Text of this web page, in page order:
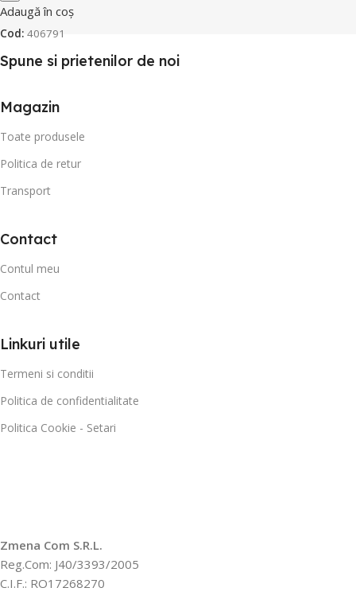
Adaugă în coș
Cod: 406791
Spune si prietenilor de noi
Magazin
Toate produsele
Politica de retur
Transport
Contact
Contul meu
Contact
Linkuri utile
Termeni si conditii
Politica de confidentialitate
Politica Cookie - Setari
Zmena Com S.R.L.
Reg.Com: J40/3393/2005
C.I.F.: RO17268270